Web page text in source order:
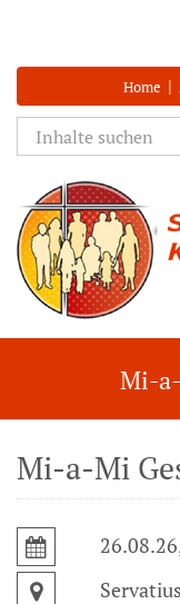
Home |
Mi-
Mi-a-Mi